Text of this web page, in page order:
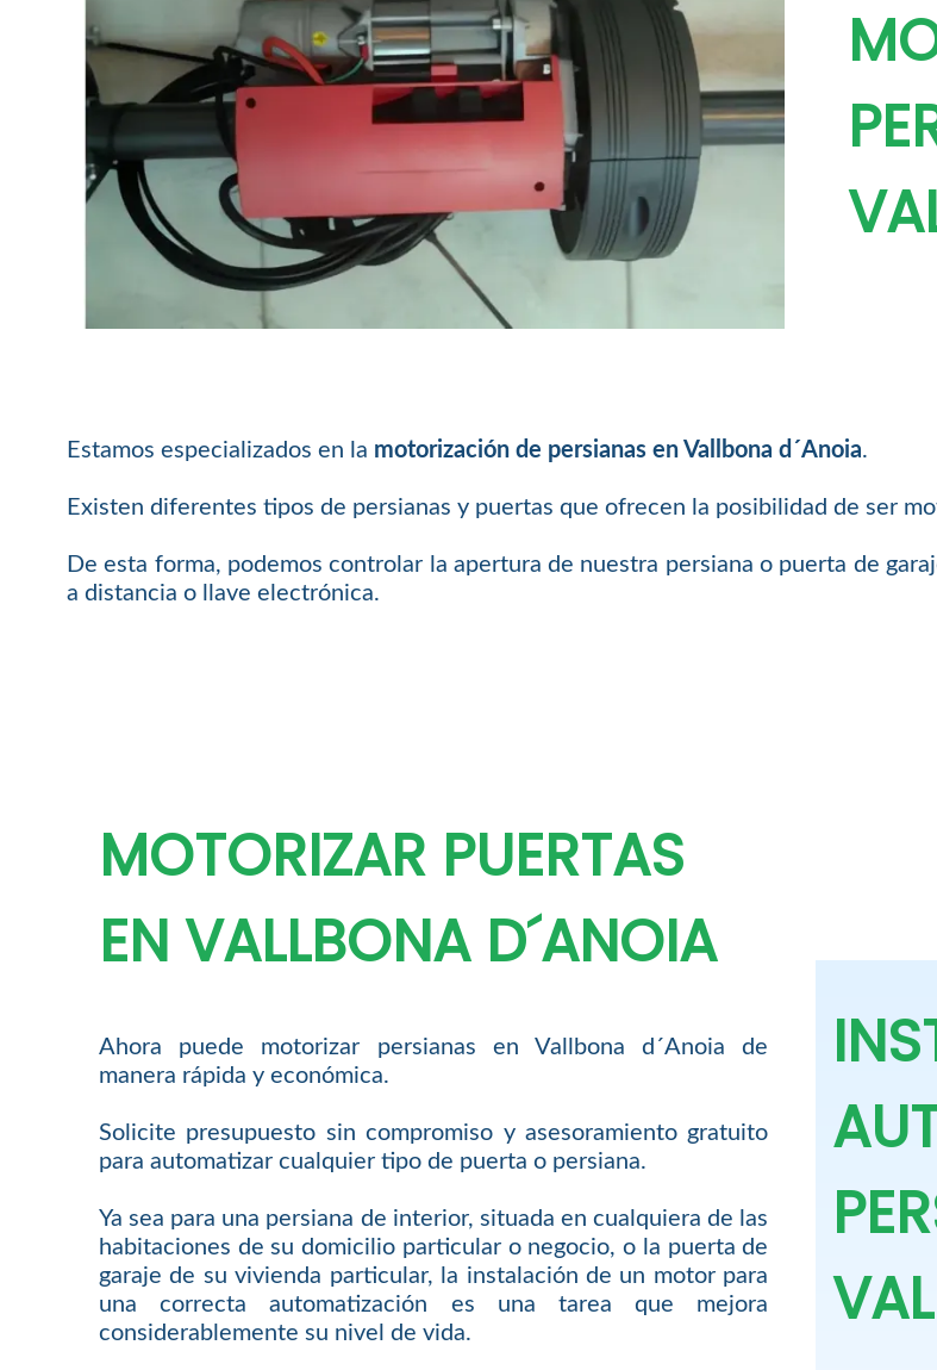
Estamos especializados en la motorización de persianas en Vallbona d´Anoia.
Existen diferentes tipos de persianas y puertas que ofrecen la posibilidad de ser
De esta forma, podemos controlar la apertura de nuestra persiana o puerta de
a distancia o llave electrónica.
MOTORIZAR PUERTAS
EN VALLBONA D´ANOIA
Ahora puede motorizar persianas en Vallbona d´Anoia de
manera rápida y económica.
Solicite presupuesto sin compromiso y asesoramiento gratuito
para automatizar cualquier tipo de puerta o persiana.
Ya sea para una persiana de interior, situada en cualquiera de las
habitaciones de su domicilio particular o negocio, o la puerta de
garaje de su vivienda particular, la instalación de un motor para
una correcta automatización es una tarea que mejora
considerablemente su nivel de vida.